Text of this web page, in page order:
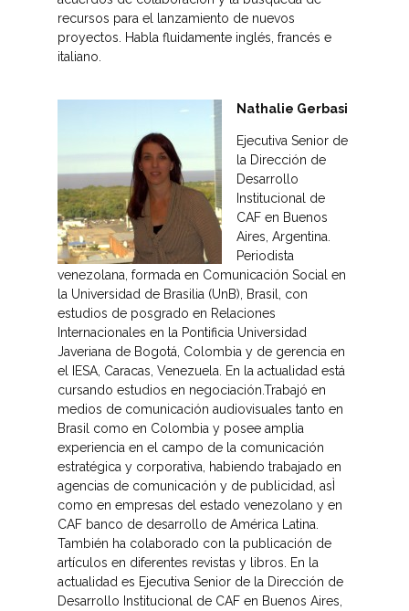
recursos para el lanzamiento de nuevos
proyectos. Habla fluidamente inglés, francés e
italiano.
Nathalie Gerbasi
Ejecutiva Senior de
la Dirección de
Desarrollo
Institucional de
CAF en Buenos
Aires, Argentina.
Periodista
venezolana, formada en Comunicación Social en
la Universidad de Brasilia (UnB), Brasil, con
estudios de posgrado en Relaciones
Internacionales en la Pontificia Universidad
Javeriana de Bogotá, Colombia y de gerencia en
el IESA, Caracas, Venezuela. En la actualidad está
cursando estudios en negociación.Trabajó en
medios de comunicación audiovisuales tanto en
Brasil como en Colombia y posee amplia
experiencia en el campo de la comunicación
estratégica y corporativa, habiendo trabajado en
agencias de comunicación y de publicidad, asÌ
como en empresas del estado venezolano y en
CAF banco de desarrollo de América Latina.
También ha colaborado con la publicación de
artículos en diferentes revistas y libros. En la
actualidad es Ejecutiva Senior de la Dirección de
Desarrollo Institucional de CAF en Buenos Aires,